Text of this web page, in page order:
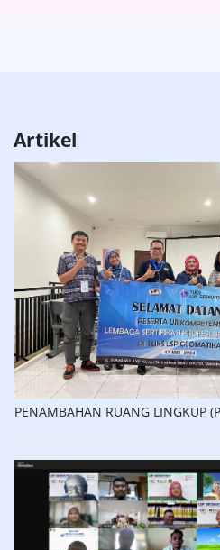
Artikel
PENAMBAHAN RUANG LINGKUP